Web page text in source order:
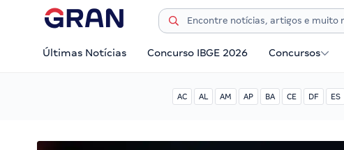
Últimas Notícias Concurso IBGE 2026 Concursos
AC AL AM AP BA CE DF ES